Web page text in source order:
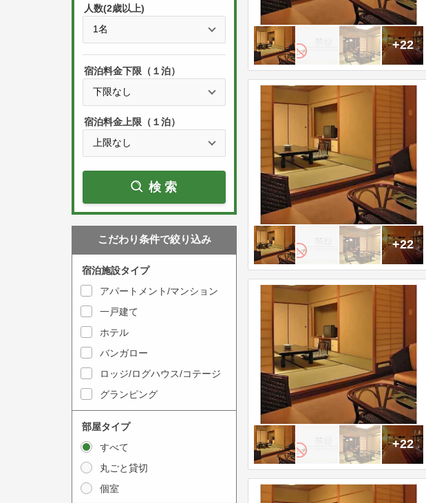
s
e
w
a
r
w
e
t
o
t
e
a
c
t
w
i
r
s
t
e
w
a
r
w
k
t
o
n
t
e
r
a
c
人数(2歳以上)
宿泊料金下限（１泊）
宿泊料金上限（１泊）
検索
こだわり条件で絞り込み
宿泊施設タイプ
アパートメント/マンション
一戸建て
ホテル
バンガロー
ロッジ/ログハウス/コテージ
グランピング
部屋タイプ
すべて
丸ごと貸切
個室
+22
+22
+22